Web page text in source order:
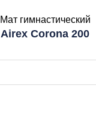
Мат гимнастический
Airex Corona 200